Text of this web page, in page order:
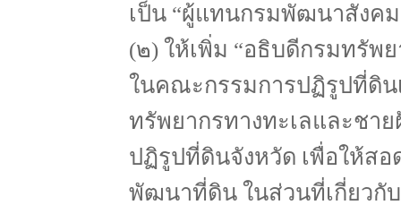
เป็น “ผู้แทนกรมพัฒนาสังค
(๒) ให้เพิ่ม “อธิบดีกรมทรัพ
ในคณะกรรมการปฏิรูปที่ดิน
ทรัพยากรทางทะเลและชา
ปฏิรูปที่ดินจังหวัด เพื่อให้ส
พัฒนาที่ดิน ในส่วนที่เกี่ยวกั